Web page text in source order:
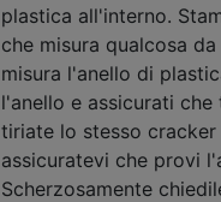
plastica all'interno.
che misura qualcosa
misura l'anello di
l'anello e assicurati
tiriate lo stesso cracker
assicuratevi che provi
Scherzosamente